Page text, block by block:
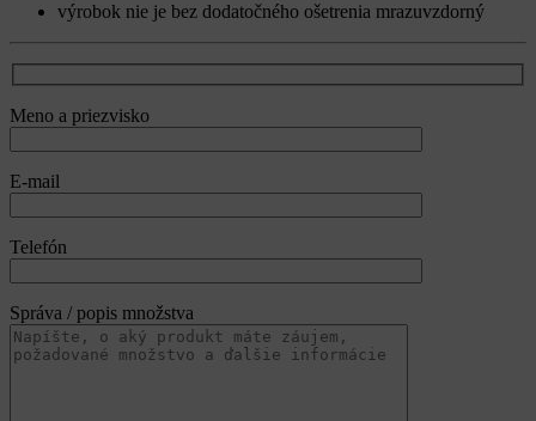
výrobok nie je bez dodatočného ošetrenia mrazuvzdorný
Meno a priezvisko
E-mail
Telefón
Správa / popis množstva